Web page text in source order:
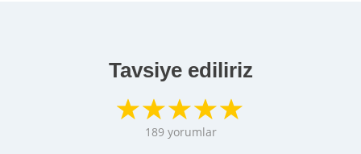
Tavsiye ediliriz
189 yorumlar